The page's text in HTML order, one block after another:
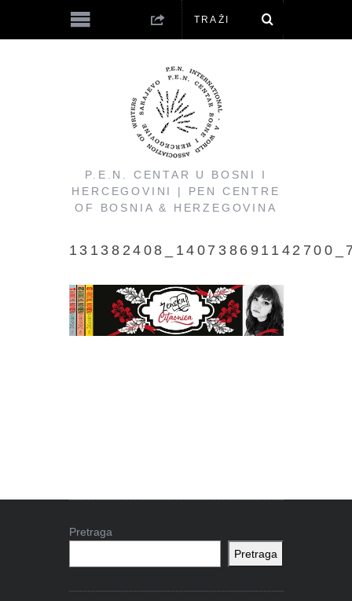
P.E.N. CENTAR U BOSNI I
HERCEGOVINI | PEN CENTRE
OF BOSNIA & HERZEGOVINA
Pretraga
Pretraga